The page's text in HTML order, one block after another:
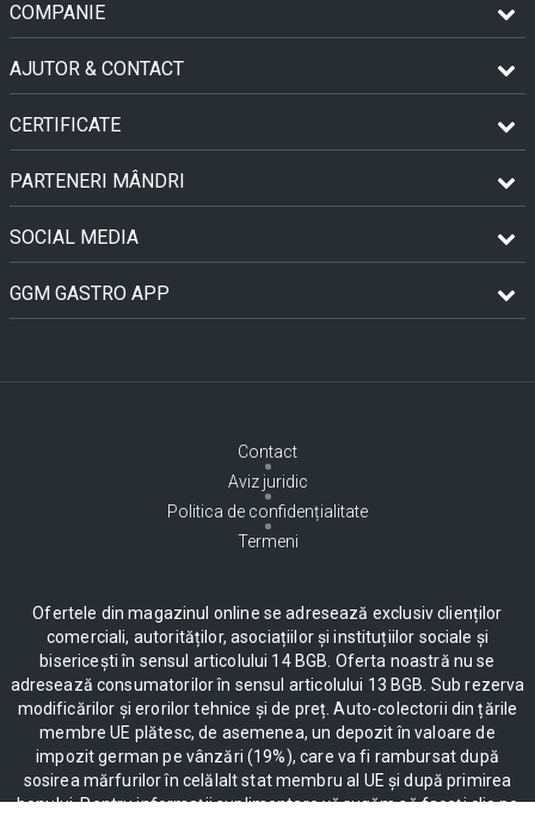
COMPANIE
AJUTOR & CONTACT
CERTIFICATE
PARTENERI MÂNDRI
SOCIAL MEDIA
GGM GASTRO APP
Contact
Aviz juridic
Politica de confidențialitate
Termeni
Ofertele din magazinul online se adresează exclusiv clienților
comerciali, autorităților, asociațiilor și instituțiilor sociale și
bisericești în sensul articolului 14 BGB. Oferta noastră nu se
adresează consumatorilor în sensul articolului 13 BGB. Sub rezerva
modificărilor și erorilor tehnice și de preț. Auto-colectorii din țările
membre UE plătesc, de asemenea, un depozit în valoare de
impozit german pe vânzări (19%), care va fi rambursat după
sosirea mărfurilor în celălalt stat membru al UE și după primirea
bonului. Pentru informații suplimentare vă rugăm să faceți clic pe